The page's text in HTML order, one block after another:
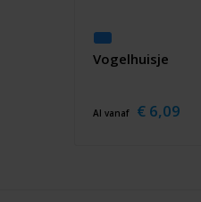
Vogelhuisje
Al vanaf € 6,09